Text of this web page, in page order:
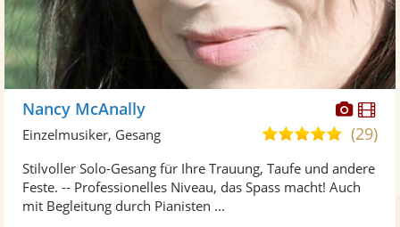
Fotos
Nancy McAnally
5,0
5
(29)
Einzelmusiker, Gesang
Stilvoller Solo-Gesang für Ihre Trauung, Taufe und andere
Feste. -- Professionelles Niveau, das Spass macht! Auch
mit Begleitung durch Pianisten ...